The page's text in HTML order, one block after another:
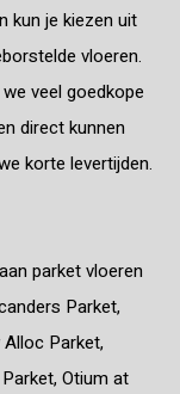
kun je kiezen uit
vloeren.
veel goedkope
direct kunnen
korte levertijden.
parket vloeren
Parket,
Parket,
Otium at